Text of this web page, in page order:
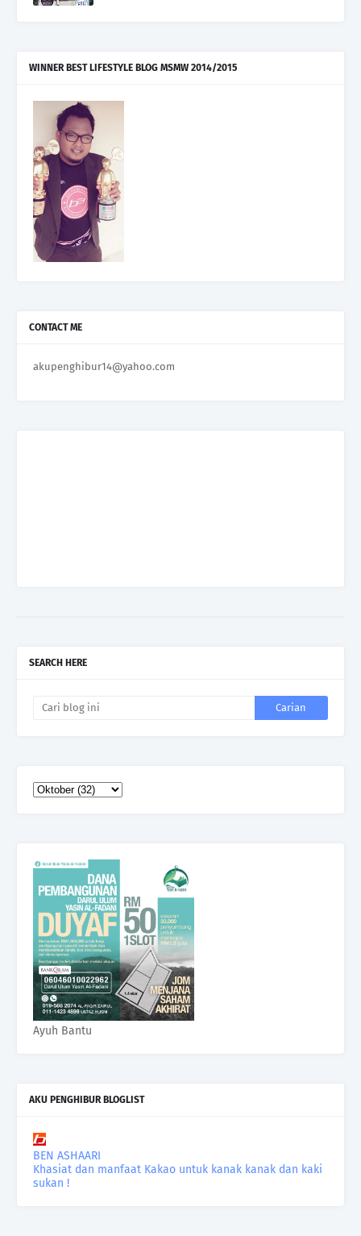
WINNER BEST LIFESTYLE BLOG MSMW 2014/2015
CONTACT ME
akupenghibur14@yahoo.com
SEARCH HERE
Ayuh Bantu
AKU PENGHIBUR BLOGLIST
BEN ASHAARI
Khasiat dan manfaat Kakao untuk kanak kanak dan kaki
sukan !